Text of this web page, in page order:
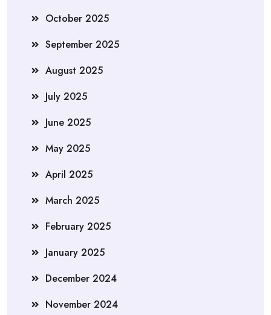
October 2025
September 2025
August 2025
July 2025
June 2025
May 2025
April 2025
March 2025
February 2025
January 2025
December 2024
November 2024